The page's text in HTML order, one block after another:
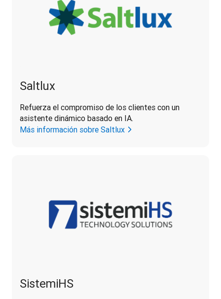
Saltlux
Refuerza el compromiso de los clientes con un
asistente dinámico basado en IA.
Más información sobre Saltlux
SistemiHS